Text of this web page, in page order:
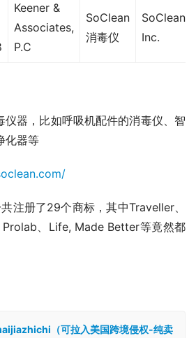
Keener &
Associates,
P.C
SoClean
消毒仪
SoClean,
Inc.
仪器，比如呼吸机配件的消毒仪、智
化器等
注册了29个商标，其中Traveller、
、Life, Made Better等竟然都
（可拉入美国跨境侵权-纯卖